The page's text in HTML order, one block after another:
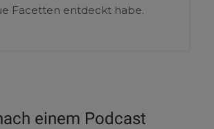
Facetten entdeckt habe.
einem Podcast